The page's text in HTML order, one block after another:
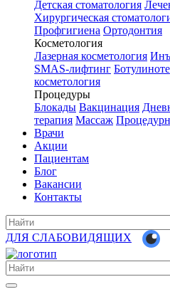
Детская стоматология
Хирургическая
Профгигиена Ортодонтия
Косметология
Лазерная косметология
SMAS-лифтинг
косметология
Процедуры
Блокады Вакцинация
терапия Массаж
Врачи
Акции
Пациентам
Блог
Вакансии
Контакты
ДЛЯ СЛАБОВИДЯЩИХ